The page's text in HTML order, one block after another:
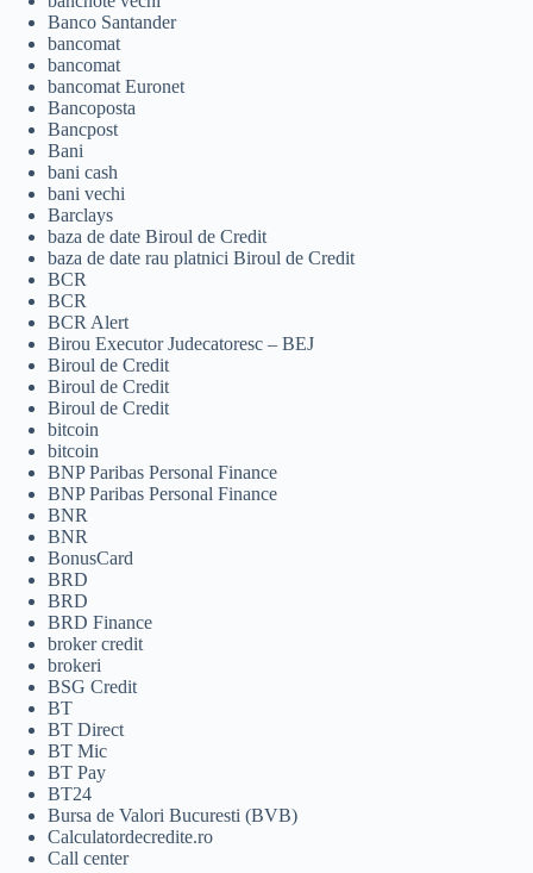
Banco Santander
bancomat
bancomat
bancomat Euronet
Bancoposta
Bancpost
Bani
bani cash
bani vechi
Barclays
baza de date Biroul de Credit
baza de date rau platnici Biroul de Credit
BCR
BCR
BCR Alert
Birou Executor Judecatoresc – BEJ
Biroul de Credit
Biroul de Credit
Biroul de Credit
bitcoin
bitcoin
BNP Paribas Personal Finance
BNP Paribas Personal Finance
BNR
BNR
BonusCard
BRD
BRD
BRD Finance
broker credit
brokeri
BSG Credit
BT
BT Direct
BT Mic
BT Pay
BT24
Bursa de Valori Bucuresti (BVB)
Calculatordecredite.ro
Call center